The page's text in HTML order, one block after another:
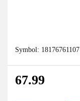
Symbol: 18176761107
67.99